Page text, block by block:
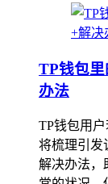
TP钱包
办法
TP钱包用
将梳理引发
解决办法，